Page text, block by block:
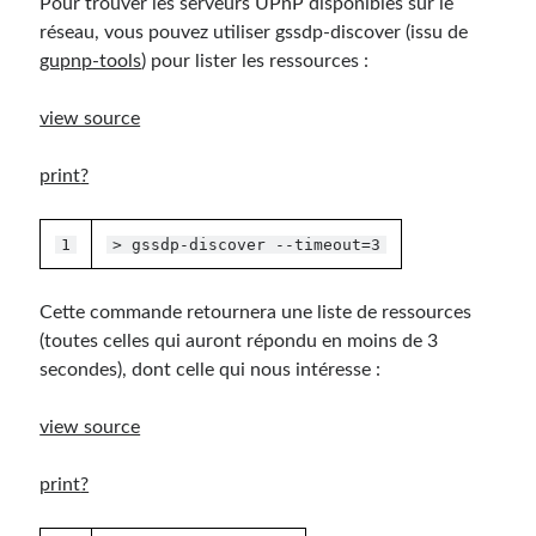
réseau, vous pouvez utiliser gssdp-discover (issu de
gupnp-tools) pour lister les ressources :
view source
print?
1 > gssdp-discover --timeout=3
Cette commande retournera une liste de ressources
(toutes celles qui auront répondu en moins de 3
secondes), dont celle qui nous intéresse :
view source
print?